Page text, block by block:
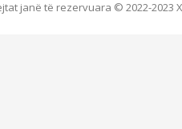
janë të rezervuara © 2022-2023